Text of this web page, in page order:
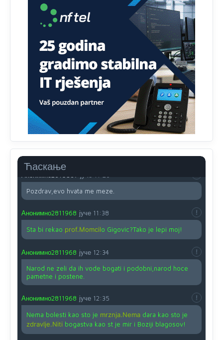
Ћаскање
Radovana i Ratka kaki su oni srbi...i poce dalje da
besjedi znam ja dobro sta je bilo u Ag-ci...
Proguglajte
Анонимно2810587 јуче
11:21
O kako su cudni lvi ljudi,uzeli bi sve da mogu...a ja srce
svima fajem,radujem se tudjoj sreci.I ko ima i ko nema
na iso ce mjesto leci!
Анонимно2810587 јуче
11:24
Pozdrav,evo hvata me meze.
Анонимно2811968 јуче 11:38
Sta bi rekao prof.Momcilo Gigovic?Tako je lepi moj!
Анонимно2811968 јуче 12:34
Narod ne zeli da ih vode bogati i podobni,narod hoce
pametne i postene.
Анонимно2811968 јуче 12:35
Nema bolesti kao sto je mrznja.Nemadara kao sto je
zdravlje.Niti bogastva kao st je mir i Boziji blagosov!